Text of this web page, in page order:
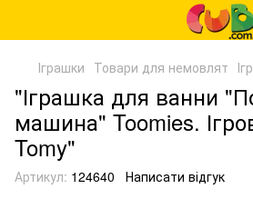
Іграшки Товари для немовлят
"Іграшка для ванни
машина" Toomies.
Tomy"
Артикул: 124640 Написати відгук